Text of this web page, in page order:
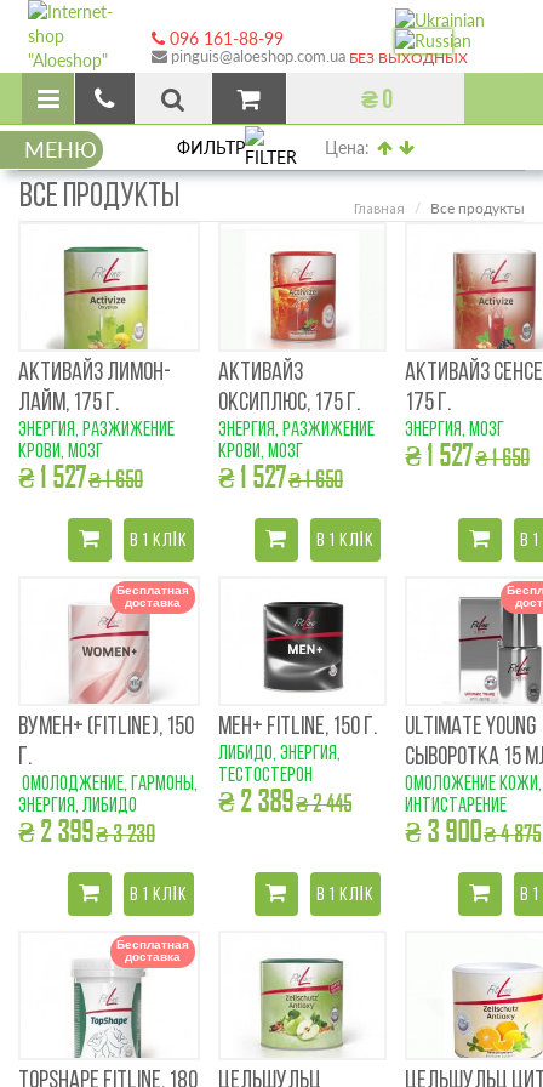
096 161-88-99
pinguis@aloeshop.com.ua БЕЗ ВЫХОДНЫХ
₴ 0
МЕНЮ ФИЛЬТР Цена:
ВСЕ ПРОДУКТЫ Главная Все продукты
АКТИВАЙЗ ЛИМОН-
ЛАЙМ, 175 Г.
энергия, разжижение
крови, мозг
₴ 1 527₴ 1 650
В 1 КЛІК
АКТИВАЙЗ
ОКСИПЛЮС, 175 Г.
энергия, разжижение
крови, мозг
₴ 1 527₴ 1 650
В 1 КЛІК
АКТИВАЙЗ
175 Г.
энергия, мозг
₴ 1 527₴ 1 650
В
Бесплатная
доставка
ВУМЕН+ (FITLINE), 150
Г.
омолоджение, гармоны,
энергия, либидо
₴ 2 399₴ 3 230
В 1 КЛІК
МЕН+ FITLINE, 150 Г.
либидо, энергия,
тестостерон
₴ 2 389₴ 2 445
В 1 КЛІК
ULTIMATE YOUNG
СЫВОРОТКА 15
омоложение кожи,
интистарение
₴ 3 900₴ 4 875
В
Бесплатная
доставка
TOPSHAPE FITLINE, 180
ЦЕЛЬШУЛЬЦ
ЦЕЛЬШУЛЬЦ